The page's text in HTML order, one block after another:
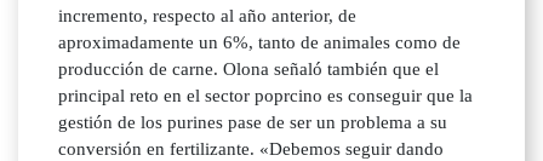
incremento, respecto al año anterior, de
aproximadamente un 6%, tanto de animales como de
producción de carne. Olona señaló también que el
principal reto en el sector poprcino es conseguir que la
gestión de los purines pase de ser un problema a su
conversión en fertilizante. «Debemos seguir dando